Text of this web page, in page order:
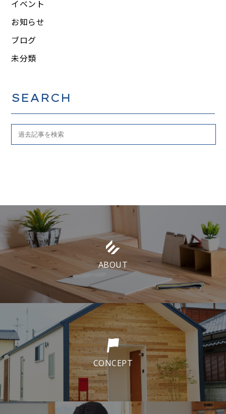
イベント
お知らせ
ブログ
未分類
SEARCH
ABOUT
CONCEPT